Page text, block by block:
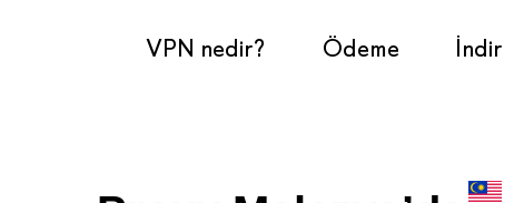
VPN nedir? Ödeme İndir